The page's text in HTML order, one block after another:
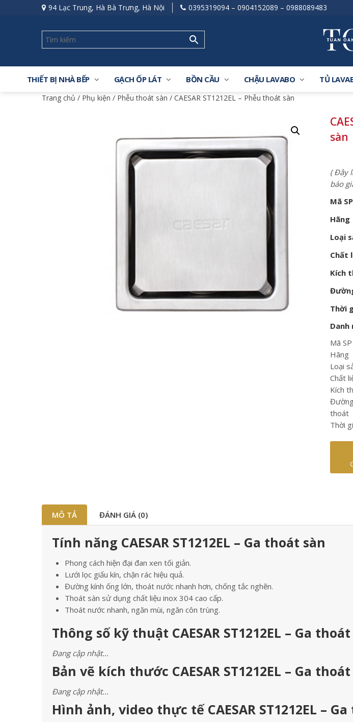
94 Lạc Trung, Hà Bà Trưng, Hà Nội 0395319094 – 0904152089 – 0988089483
THIẾT BỊ NHÀ BẾP GẠCH ỐP LÁT BỒN CẦU CHẬU LAVABO TỦ
Trang chủ / Phụ kiện / Phễu thoát sàn / CAESAR ST1212EL – Phễu thoát sàn
sàn
( Đây
báo
Mã SP
Hãng
Loại
Chất
Kích
Thời
Danh
Mã SP
Hãng
Loại
Chất
Kích
thoát
Thời
MÔ TẢ ĐÁNH GIÁ (0)
Tính năng CAESAR ST1212EL – Ga thoát sàn
Phong cách hiện đại đan xen tối giản.
Lưới lọc giấu kín, chặn rác hiệu quả.
Đường kính ống lớn, thoát nước nhanh hơn, chống tắc nghẽn.
Thoát sàn sử dụng chất liệu inox 304 cao cấp.
Thoát nước nhanh, ngăn mùi, ngăn côn trùng.
Thông số kỹ thuật CAESAR ST1212EL – Ga
Đang cập nhật…
Bản vẽ kích thước CAESAR ST1212EL – Ga
Đang cập nhật…
Hình ảnh, video thực tế CAESAR ST1212EL –